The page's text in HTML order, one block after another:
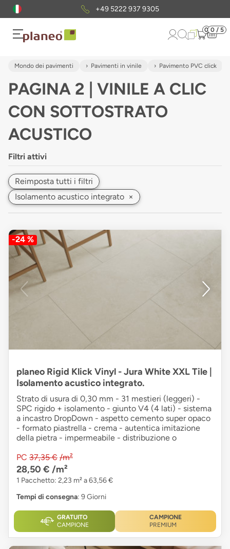
Pacchetto di campionigratuiti
0 0 / 5
Mondo dei pavimenti Pavimenti in vinile Pavimento PVC click
PAGINA 2 | VINILE A CLIC
CON SOTTOSTRATO
ACUSTICO
Filtri attivi
Reimposta tutti i filtri
Isolamento acustico integrato ×
-24 %
planeo Rigid Klick Vinyl - Jura White XXL Tile |
Isolamento acustico integrato.
Strato di usura di 0,30 mm - 31 mestieri (leggeri) -
SPC rigido + isolamento - giunto V4 (4 lati) - sistema
a incastro DropDown - aspetto cemento super opaco
- formato piastrella - crema - autentica imitazione
della pietra - impermeabile - distribuzione o
PC 37,35 € /m²
28,50 € /m²
1 Pacchetto: 2,23 m² a 63,56 €
Tempi di consegna: 9 Giorni
GRATUITO
CAMPIONE
CAMPIONE
PREMIUM